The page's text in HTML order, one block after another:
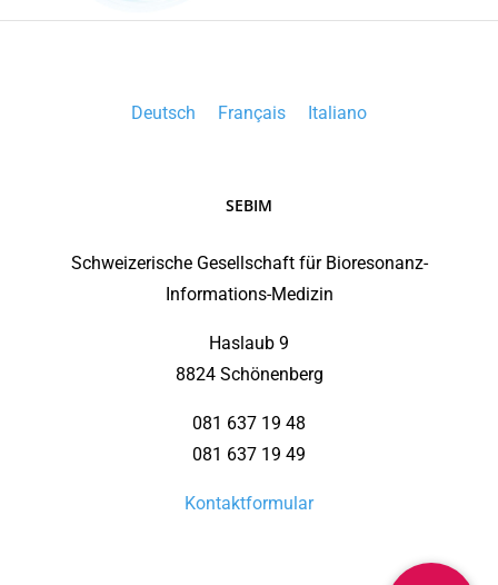
Deutsch Français Italiano
SEBIM
Schweizerische Gesellschaft für Bioresonanz-
Informations-Medizin
Haslaub 9
8824 Schönenberg
081 637 19 48
081 637 19 49
Kontaktformular